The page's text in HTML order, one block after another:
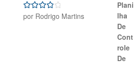
Avaliação
por Rodrigo Martins